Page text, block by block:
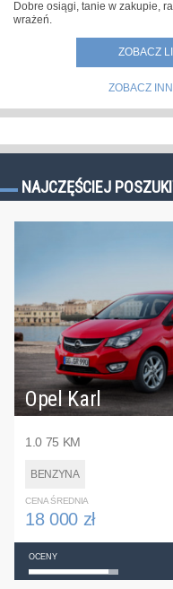
Dobre osiągi, tanie w zakupie,
wrażeń.
ZOBACZ
ZOBACZ
NAJCZĘŚCIEJ
Opel Karl
1.0 75 KM
BENZYNA
CENA ŚREDNIA
18 000 zł
OCENY